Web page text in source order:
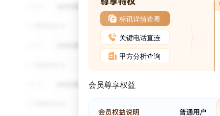
标讯详情查看
关键电话直连
甲方分析查询
会员尊享权益